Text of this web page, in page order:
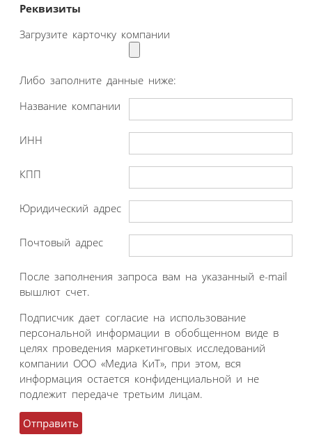
Реквизиты
Загрузите карточку компании
Либо заполните данные ниже:
Название компании
ИНН
КПП
Юридический адрес
Почтовый адрес
После заполнения запроса вам на указанный e-mail
вышлют счет.
Подписчик дает согласие на использование
персональной информации в обобщенном виде в
целях проведения маркетинговых исследований
компании ООО «Медиа КиТ», при этом, вся
информация остается конфиденциальной и не
подлежит передаче третьим лицам.